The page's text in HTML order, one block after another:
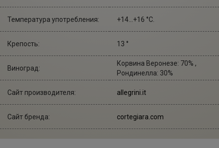
Температура употребления: +14...+16 °С.
Крепость: 13 °
Виноград:
Корвина Веронезе: 70% ,
Рондинелла: 30%
Сайт производителя: allegrini.it
Сайт бренда: cortegiara.com